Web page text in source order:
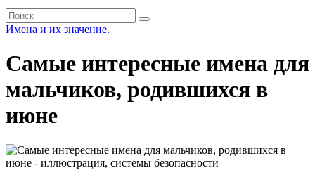
Имена и их значение.
Самые интересные имена для
мальчиков, родившихся в
июне